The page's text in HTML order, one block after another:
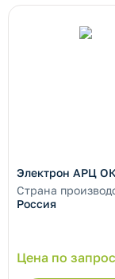
Электрон АРЦ
Страна
Россия
Цена по